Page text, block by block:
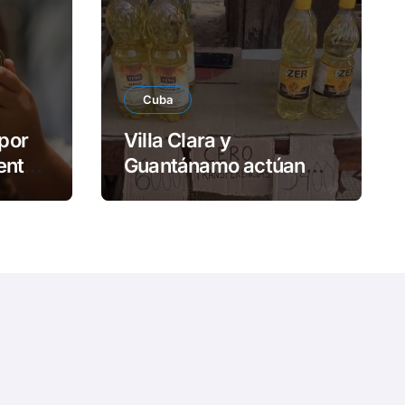
Cuba
Villa Clara y
Guantánamo actúan
ante precios abusivos